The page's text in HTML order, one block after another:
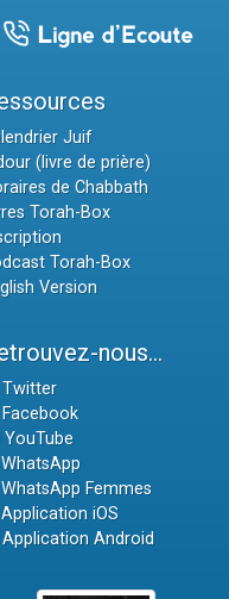
Juif
(livre de prière)
de Chabbath
Torah-Box
Torah-Box
Version
nous...
Twitter
YouTube
WhatsApp
WhatsApp Femmes
Application iOS
Android